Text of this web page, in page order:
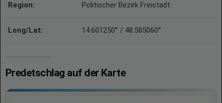
Region: Politischer Bezirk Freistadt
Long/Lat: 14.601250° / 48.585060°
Predetschlag auf der Karte